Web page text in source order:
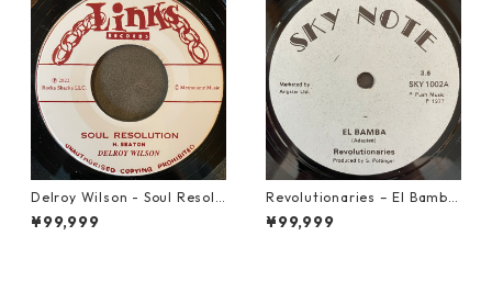
Delroy Wilson - Soul Resolu
tion【7-21935】
¥99,999
Revolutionaries – El Bamba
【7-21855】
¥99,999